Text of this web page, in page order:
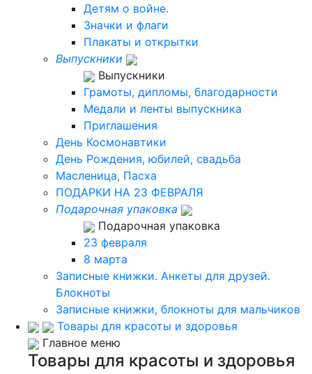
Детям о войне.
Значки и флаги
Плакаты и открытки
Выпускники
Выпускники
Грамоты, дипломы, благодарности
Медали и ленты выпускника
Приглашения
День Космонавтики
День Рождения, юбилей, свадьба
Масленица, Пасха
ПОДАРКИ НА 23 ФЕВРАЛЯ
Подарочная упаковка
Подарочная упаковка
23 февраля
8 марта
Записные книжки. Анкеты для друзей.
Блокноты
Записные книжки, блокноты для мальчиков
Товары для красоты и здоровья
Главное меню
Товары для красоты и здоровья